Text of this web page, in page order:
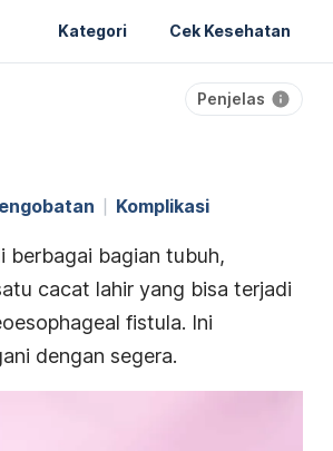
Kategori Cek Kesehatan
Penjelas
Komplikasi
berbagai bagian tubuh,
cacat lahir yang bisa terjadi
fistula. Ini
dengan segera.